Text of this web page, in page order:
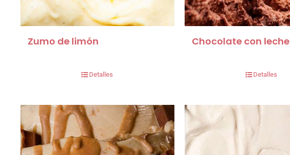
Zumo de limón
Detalles
Chocolate con leche
Detalles